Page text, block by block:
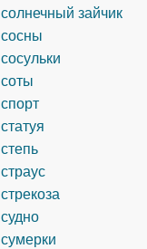
солнечный зайчик
сосны
сосульки
соты
спорт
статуя
степь
страус
стрекоза
судно
сумерки